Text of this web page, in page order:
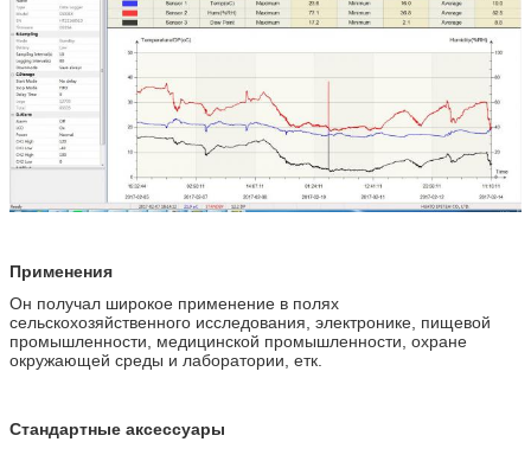
С520-ДТ-ГСМ ±0.5°К -40~85°К
Датчик
двойной
температуры
С520-ЭТ-ГСМ ±0.3°К -40~85К
Датчик
одиночной
температуры
внешний с 3
метрами
С520-ДТ-ГСМ ±0.3°К -40~85°К
Датчик
Применения
Он получал широкое применение в полях
сельскохозяйственного исследования, электронике, пищевой
промышленности, медицинской промышленности, охране
окружающей среды и лаборатории, етк.
Стандартные аксессуары